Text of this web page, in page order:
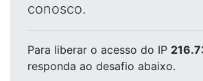
conosco.
Para liberar o acesso do IP
responda ao desafio abaixo.